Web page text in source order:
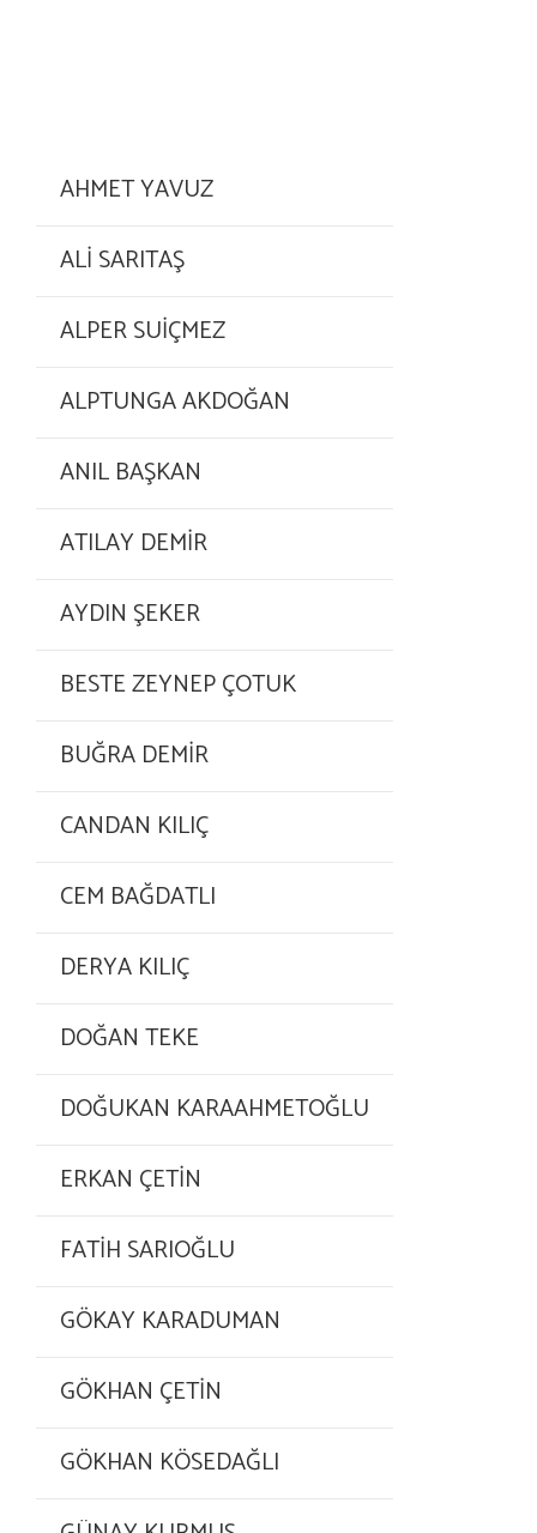
AHMET YAVUZ
ALİ SARITAŞ
ALPER SUİÇMEZ
ALPTUNGA AKDOĞAN
ANIL BAŞKAN
ATILAY DEMİR
AYDIN ŞEKER
BESTE ZEYNEP ÇOTUK
BUĞRA DEMİR
CANDAN KILIÇ
CEM BAĞDATLI
DERYA KILIÇ
DOĞAN TEKE
DOĞUKAN KARAAHMETOĞLU
ERKAN ÇETİN
FATİH SARIOĞLU
GÖKAY KARADUMAN
GÖKHAN ÇETİN
GÖKHAN KÖSEDAĞLI